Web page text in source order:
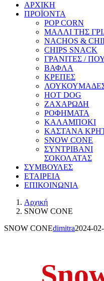
ΑΡΧΙΚΗ
ΠΡΟΪΟΝΤΑ
POP CORN
ΜΑΛΛΙ ΤΗΣ
NACHOS &
CHIPS SNACK
ΓΡΑΝΙΤΕΣ /
ΒΑΦΛΑ
ΚΡΕΠΕΣ
HOT DOG
ΖΑΧΑΡΩΔΗ
ΡΟΦΗΜΑΤΑ
ΚΑΛΑΜΠΟΚΙ
ΚΑΣΤΑΝΑ
SNOW CONE
ΣΥΝΤΡΙΒΑΝΙ
ΣΟΚΟΛΑΤΑΣ
ΣΥΜΒΟΥΛΕΣ
ΕΤΑΙΡΕΙΑ
ΕΠΙΚΟΙΝΩΝΙΑ
Αρχική
SNOW CONE
SNOW CONEdimitra2024-